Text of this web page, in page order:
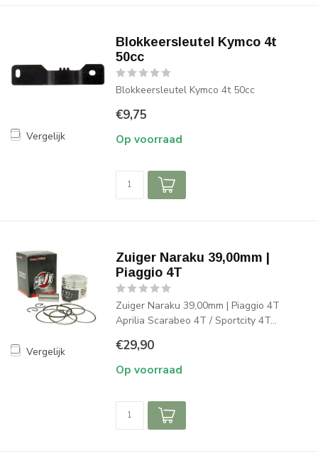
Vergelijk
Blokkeersleutel Kymco 4t
50cc
Blokkeersleutel Kymco 4t 50cc
€9,75
Op voorraad
Vergelijk
Zuiger Naraku 39,00mm |
Piaggio 4T
Zuiger Naraku 39,00mm | Piaggio 4T
Aprilia Scarabeo 4T / Sportcity 4T...
€29,90
Op voorraad